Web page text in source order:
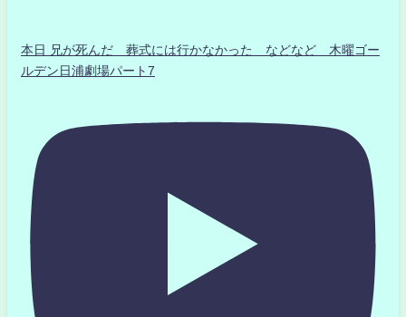
本日 兄が死んだ 葬式には行かなかった などなど 木曜ゴー
ルデン日浦劇場パート7